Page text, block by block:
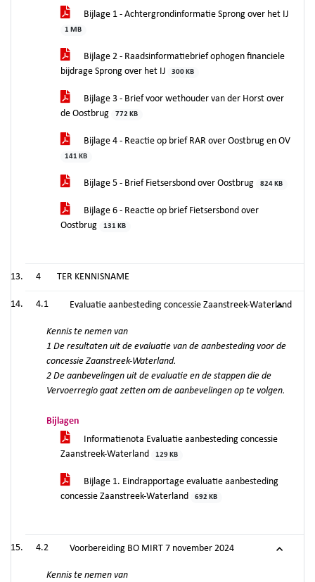
Bijlage 1 - Achtergrondinformatie Sprong over het IJ
1 MB
Bijlage 2 - Raadsinformatiebrief ophogen financiele
bijdrage Sprong over het IJ
300 KB
Bijlage 3 - Brief voor wethouder van der Horst over
de Oostbrug
772 KB
Bijlage 4 - Reactie op brief RAR over Oostbrug en OV
141 KB
Bijlage 5 - Brief Fietsersbond over Oostbrug 824 KB
Bijlage 6 - Reactie op brief Fietsersbond over
Oostbrug
131 KB
4 TER KENNISNAME
4.1 Evaluatie aanbesteding concessie Zaanstreek-Waterland
Kennis te nemen van
1 De resultaten uit de evaluatie van de aanbesteding voor de
concessie Zaanstreek-Waterland.
2 De aanbevelingen uit de evaluatie en de stappen die de
Vervoerregio gaat zetten om de aanbevelingen op te volgen.
Bijlagen
Informatienota Evaluatie aanbesteding concessie
Zaanstreek-Waterland
129 KB
Bijlage 1. Eindrapportage evaluatie aanbesteding
concessie Zaanstreek-Waterland
692 KB
4.2 Voorbereiding BO MIRT 7 november 2024
Kennis te nemen van